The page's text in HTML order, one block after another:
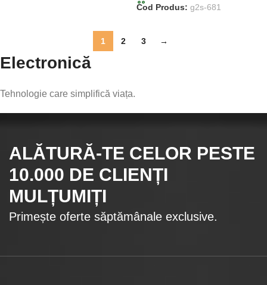
Cod Produs: g2s-681
1 2 3 →
Electronică
Tehnologie care simplifică viața.
ALĂTURĂ-TE CELOR PESTE
10.000 DE CLIENȚI
MULȚUMIȚI
Primește oferte săptămânale exclusive.